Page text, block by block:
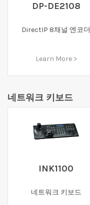
DP-DE2108
DirectIP 8채널 엔코더
Learn More >
네트워크 키보드
INK1100
네트워크 키보드